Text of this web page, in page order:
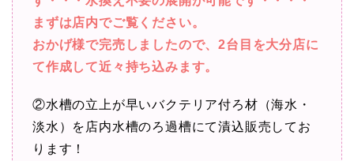
まずは店内でご覧ください。
おかげ様で完売しましたので、2台目を大分店に
て作成して近々持ち込みます。
②水槽の立上が早いバクテリア付ろ材（海水・
淡水）を店内水槽のろ過槽にて漬込販売してお
ります！